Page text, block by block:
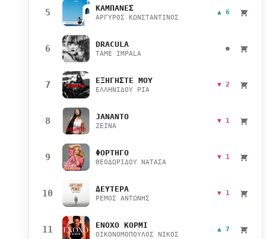
5 ΚΑΜΠΑΝΕΣ
ΑΡΓΥΡΟΣ ΚΩΝΣΤΑΝΤΙΝΟΣ
▲ 6
6 DRACULA
TAME IMPALA
●
7 ΕΞΗΓΗΣΤΕ ΜΟΥ
ΕΛΛΗΝΙΔΟΥ ΡΙΑ
▼ 2
8 JANANTO
ZEINA
▼ 1
9 ΦΟΡΤΗΓΟ
ΘΕΟΔΩΡΙΔΟΥ ΝΑΤΑΣΑ
▼ 1
10 ΔΕΥΤΕΡΑ
ΡΕΜΟΣ ΑΝΤΩΝΗΣ
▼ 1
11 ΕΝΟΧΟ ΚΟΡΜΙ
ΟΙΚΟΝΟΜΟΠΟΥΛΟΣ ΝΙΚΟΣ
▲ 7